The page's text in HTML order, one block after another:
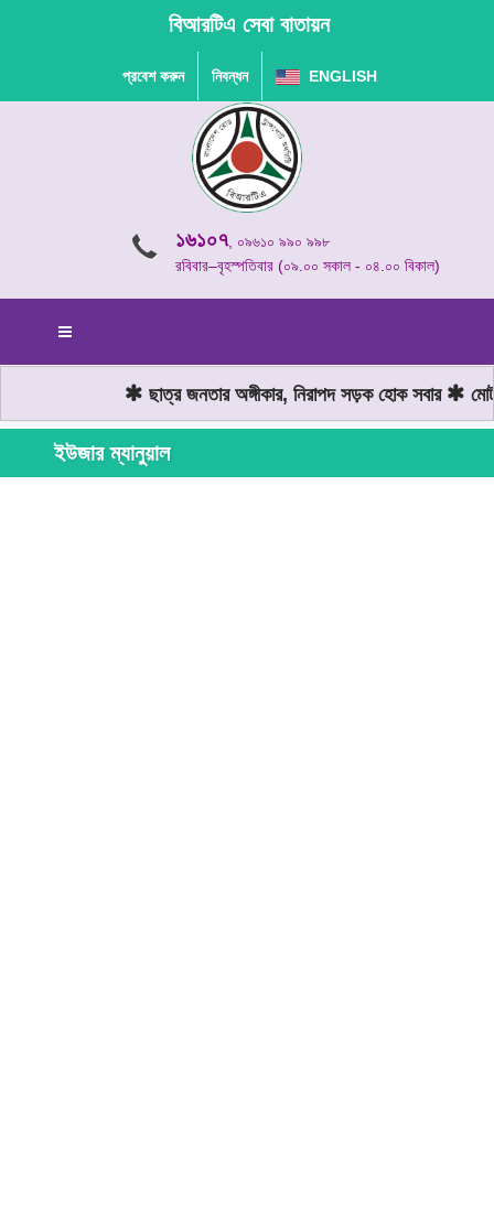
বিআরটিএ সেবা বাতায়ন
প্রবেশ করুন নিবন্ধন ENGLISH
১৬১০৭, ০৯৬১০ ৯৯০ ৯৯৮
রবিবার–বৃহস্পতিবার (০৯.০০ সকাল - ০৪.০০ বিকাল)
ছাত্র জনতার অঙ্গীকার, নিরাপদ সড়ক হোক সবার
ইউজার ম্যানুয়াল